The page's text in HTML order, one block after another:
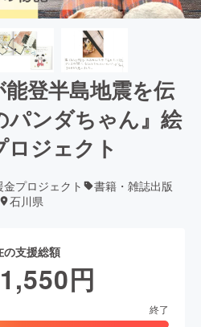
登半島地震を伝
パンダちゃん』絵
ロジェクト
プロジェクト
書籍・雑誌出版
石川県
の支援総額
円
終了